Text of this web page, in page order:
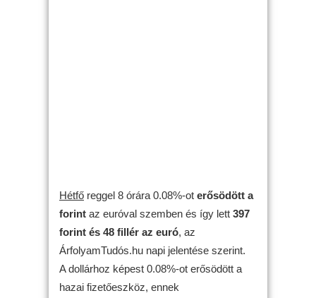
Hétfő reggel 8 órára 0.08%-ot erősödött a
forint az euróval szemben és így lett 397
forint és 48 fillér az euró, az
ÁrfolyamTudós.hu napi jelentése szerint.
A dollárhoz képest 0.08%-ot erősödött a
hazai fizetőeszköz, ennek